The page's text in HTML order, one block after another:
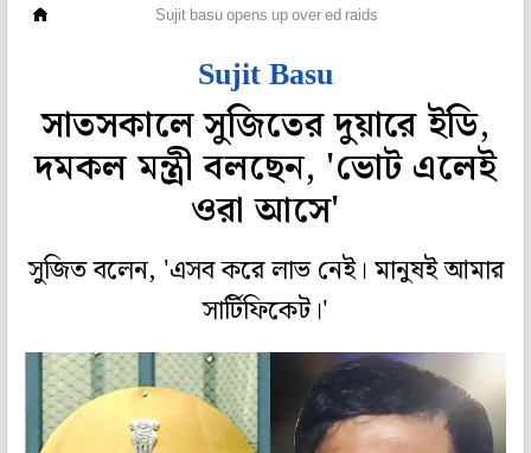
Sujit basu opens up over ed raids
Sujit Basu
সাতসকালে সুজিতের দুয়ারে ইডি,
দমকল মন্ত্রী বলছেন, 'ভোট এলেই
ওরা আসে'
সুজিত বলেন, 'এসব করে লাভ নেই। মানুষই আমার
সার্টিফিকেট।'